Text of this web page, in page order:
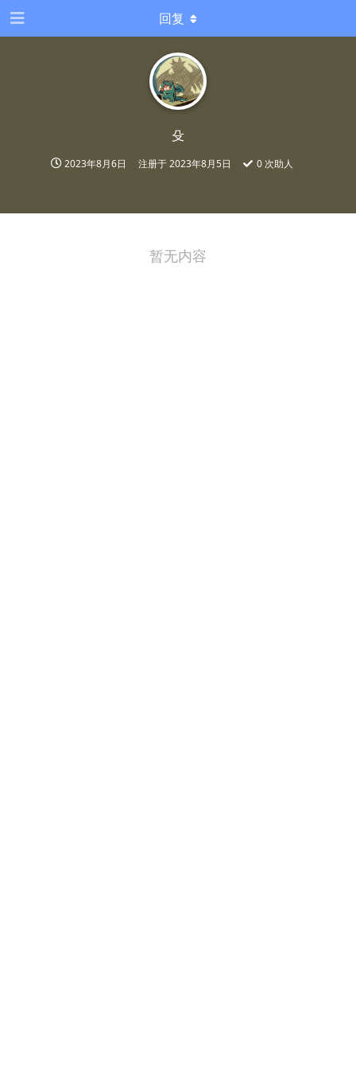
殳
2023年8月6日 注册于2023年8月5日 0 次助人
回复
暂无内容